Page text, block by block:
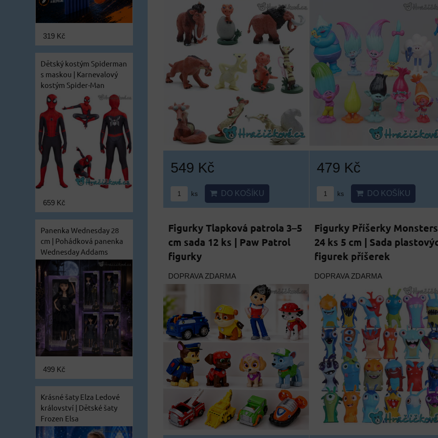
549 Kč
ks DO KOŠÍKU
479 Kč
ks DO KOŠÍKU
Figurky Tlapková patrola 3–5
cm sada 12 ks | Paw Patrol
figurky
DOPRAVA ZDARMA
Figurky Příšerky Monsters
24 ks 5 cm | Sada
figurek příšerek
DOPRAVA ZDARMA
319 Kč
Dětský kostým Spiderman
s maskou | Karnevalový
kostým Spider-Man
659 Kč
Panenka Wednesday 28
cm | Pohádková panenka
Wednesday Addams
499 Kč
Krásné šaty Elza Ledové
království | Dětské šaty
Frozen Elsa